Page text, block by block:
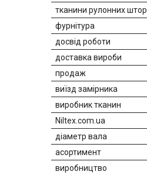
тканини рулонних штор
фурнітура
досвід роботи
доставка вироби
продаж
виїзд замірника
виробник тканин
Niltex.com.ua
діаметр вала
асортимент
виробництво